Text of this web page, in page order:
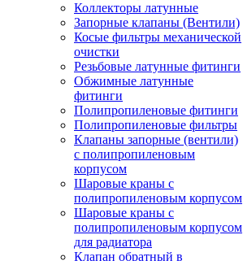
Коллекторы латунные
Запорные клапаны (Вентили)
Косые фильтры механической
очистки
Резьбовые латунные фитинги
Обжимные латунные
фитинги
Полипропиленовые фитинги
Полипропиленовые фильтры
Клапаны запорные (вентили)
с полипропиленовым
корпусом
Шаровые краны с
полипропиленовым корпусом
Шаровые краны с
полипропиленовым корпусом
для радиатора
Клапан обратный в